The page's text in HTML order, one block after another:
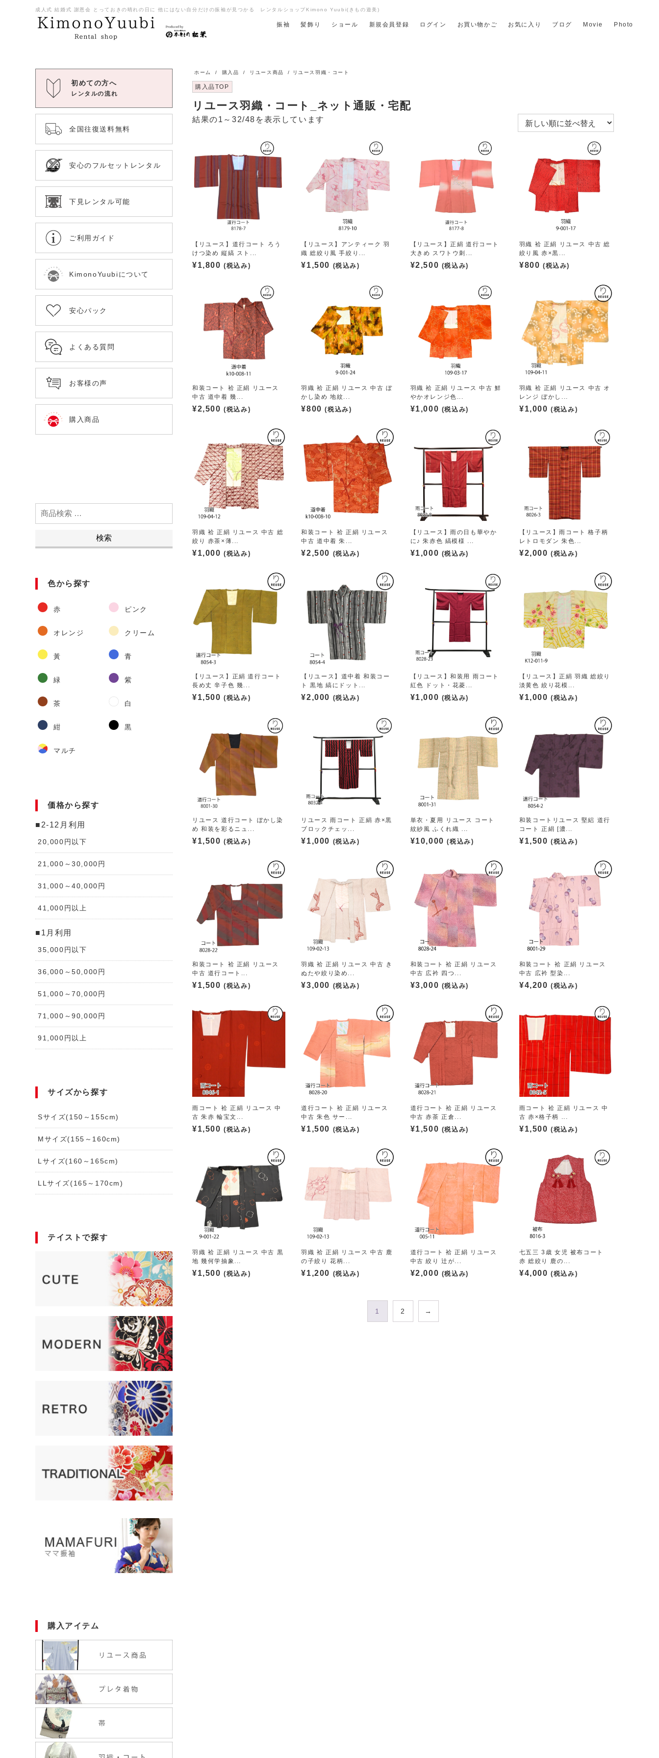
成人式 結婚式 謝恩会 とっておきの晴れの日に 他にはない自分だけの振袖が見つかる レンタルショップKimono Yuubi(きもの遊美)
振袖 髪飾り ショール 新規会員登録 ログイン お買い物かご お気に入り ブログ Movie Photo
検
検索
色から探す
赤 ピンク
オレンジ クリーム
黃 青
緑 紫
茶 白
紺 黒
マルチ
価格から探す
■2-12月利用
20,000円以下
21,000～30,000円
31,000～40,000円
41,000円以上
■1月利用
35,000円以下
36,000～50,000円
51,000～70,000円
71,000～90,000円
91,000円以上
サイズから探す
Sサイズ(150～155cm)
Mサイズ(155～160cm)
Lサイズ(160～165cm)
LLサイズ(165～170cm)
テイストで探す
購入アイテム
初めての方へ
レンタルの流れ
全国往復送料無料
安心のフルセットレンタル
下見レンタル可能
ご利用ガイド
KimonoYuubiについて
安心パック
よくある質問
お客様の声
購入商品
ホーム / 購入品 / リユース商品 / リユース羽織・コート
購入品TOP
リユース羽織・コート_ネット通販・宅配
結果の1～32/48を表示しています
【リユース】道行コート ろう
けつ染め 縦縞 スト...
¥1,800 (税込み)
【リユース】アンティーク 羽
織 総絞り風 手絞り...
¥1,500 (税込み)
【リユース】正絹 道行コート
大きめ スワトウ刺...
¥2,500 (税込み)
羽織 袷 正絹 リユース 中古 総
絞り風 赤×黒...
¥800 (税込み)
和装コート 袷 正絹 リユース
中古 道中着 幾...
¥2,500 (税込み)
羽織 袷 正絹 リユース 中古 ぼ
かし染め 地紋...
¥800 (税込み)
羽織 袷 正絹 リユース 中古 鮮
やかオレンジ色...
¥1,000 (税込み)
羽織 袷 正絹 リユース 中古 オ
レンジ ぼかし...
¥1,000 (税込み)
羽織 袷 正絹 リユース 中古 総
絞り 赤茶×薄...
¥1,000 (税込み)
和装コート 袷 正絹 リユース
中古 道中着 朱...
¥2,500 (税込み)
【リユース】雨の日も華やか
に♪ 朱赤色 縞模様 ...
¥1,000 (税込み)
【リユース】雨コート 格子柄
レトロモダン 朱色...
¥2,000 (税込み)
【リユース】正絹 道行コート
長め丈 辛子色 幾...
¥1,500 (税込み)
【リユース】道中着 和装コー
ト 黒地 縞にドット...
¥2,000 (税込み)
【リユース】和装用 雨コート
紅色 ドット・花菱...
¥1,000 (税込み)
【リユース】正絹 羽織 総絞り
淡黄色 絞り花模...
¥1,000 (税込み)
リユース 道行コート ぼかし染
め 和装を彩るニュ...
¥1,500 (税込み)
リユース 雨コート 正絹 赤×黒
ブロックチェッ...
¥1,000 (税込み)
単衣・夏用 リユース コート
紋紗風 ふくれ織 ...
¥10,000 (税込み)
和装コートリユース 堅絽 道行
コート 正絹 [濃...
¥1,500 (税込み)
和装コート 袷 正絹 リユース
中古 道行コート...
¥1,500 (税込み)
羽織 袷 正絹 リユース 中古 き
ぬたや絞り染め...
¥3,000 (税込み)
和装コート 袷 正絹 リユース
中古 広衿 四つ...
¥3,000 (税込み)
和装コート 袷 正絹 リユース
中古 広衿 型染...
¥4,200 (税込み)
雨コート 袷 正絹 リユース 中
古 朱赤 輪宝文...
¥1,500 (税込み)
道行コート 袷 正絹 リユース
中古 朱色 サー...
¥1,500 (税込み)
道行コート 袷 正絹 リユース
中古 赤茶 正倉...
¥1,500 (税込み)
雨コート 袷 正絹 リユース 中
古 赤×格子柄 ...
¥1,500 (税込み)
羽織 袷 正絹 リユース 中古 黒
地 幾何学抽象...
¥1,500 (税込み)
羽織 袷 正絹 リユース 中古 鹿
の子絞り 花柄...
¥1,200 (税込み)
道行コート 袷 正絹 リユース
中古 絞り 辻が...
¥2,000 (税込み)
七五三 3歳 女児 被布コート
赤 総絞り 鹿の...
¥4,000 (税込み)
1 2 →